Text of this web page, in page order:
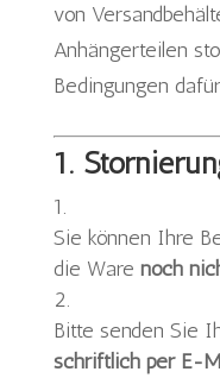
von
Anhängerteilen
Bedingungen
1.
Sie können Ihre
die Ware noch
Bitte senden Sie
schriftlich per E-